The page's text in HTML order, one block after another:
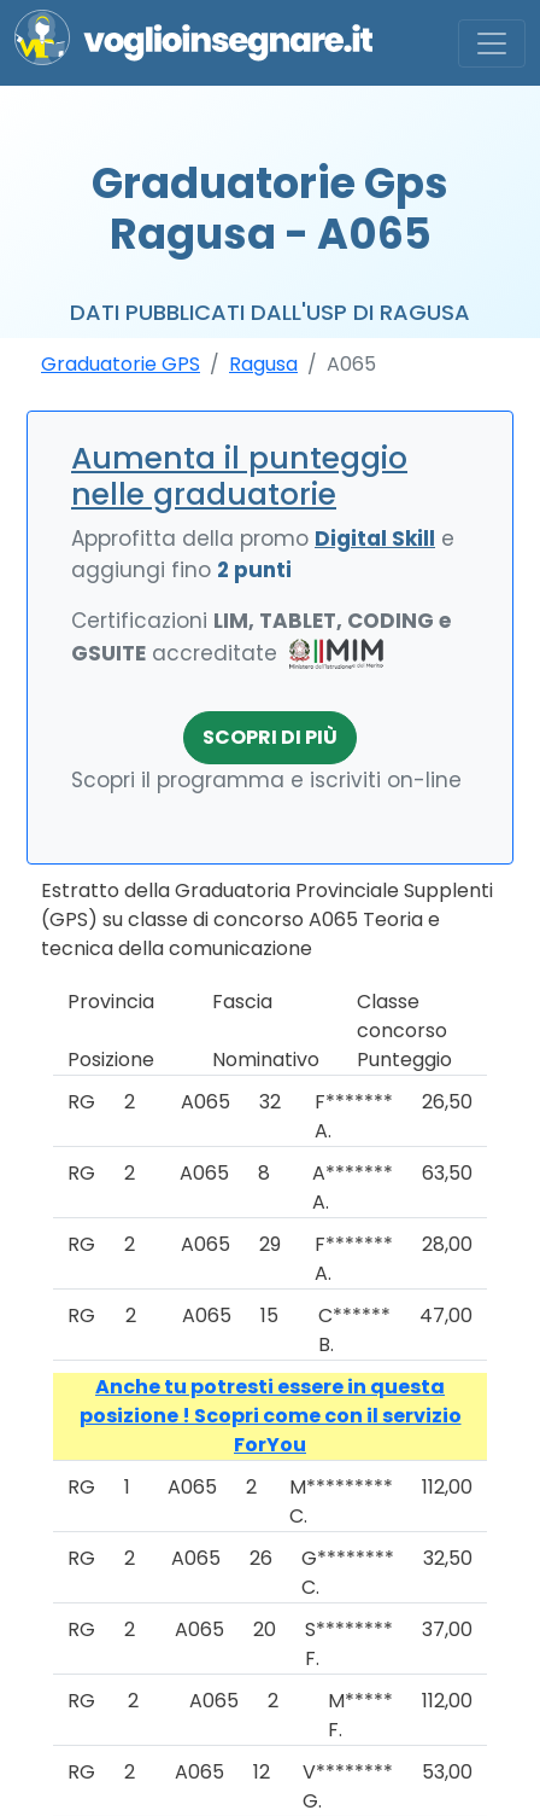
Graduatorie Gps
Ragusa - A065
DATI PUBBLICATI DALL'USP DI RAGUSA
Graduatorie GPS Ragusa A065
Aumenta il punteggio
nelle graduatorie
Approfitta della promo Digital Skill e
aggiungi fino 2 punti
Certificazioni LIM, TABLET, CODING e
GSUITE accreditate
SCOPRI DI PIÙ
Scopri il programma e iscriviti on-line
Estratto della Graduatoria Provinciale Supplenti
(GPS) su classe di concorso A065 Teoria e
tecnica della comunicazione
Provincia
Fascia
Classe
concorso
Posizione
Nominativo
Punteggio
RG
2 A065 32
F*******
A.
26,50
RG 2 A065 8
A*******
A.
63,50
RG 2 A065 29
F*******
A.
28,00
RG 2 A065 15
C******
B.
47,00
Anche tu potresti essere in questa
posizione ! Scopri come con il servizio
ForYou
RG
1 A065 2
M*********
C.
112,00
RG 2 A065 26
G********
C.
32,50
RG 2 A065 20
S********
F.
37,00
RG 2 A065 2
M*****
F.
112,00
RG 2 A065 12
V********
G.
53,00